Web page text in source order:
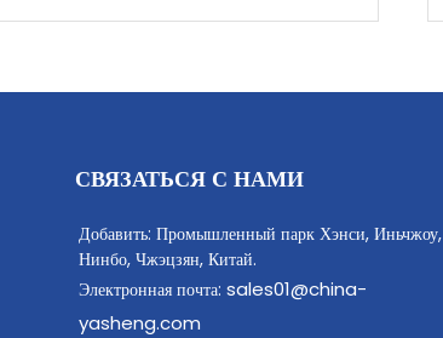
СВЯЗАТЬСЯ С НАМИ
Добавить: Промышленный парк Хэнси, Иньчжоу,
Нинбо, Чжэцзян, Китай.
Электронная почта: sales01@china-
yasheng.com